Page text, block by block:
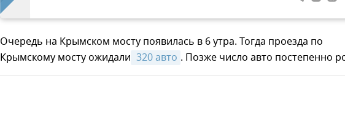
Очередь на Крымском мосту появилась в 6 утра. Тогда проезда по
Крымскому мосту ожидали 320 авто . Позже число авто постепенно